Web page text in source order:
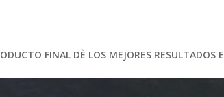
FINAL DÈ LOS MEJORES RESULTADOS